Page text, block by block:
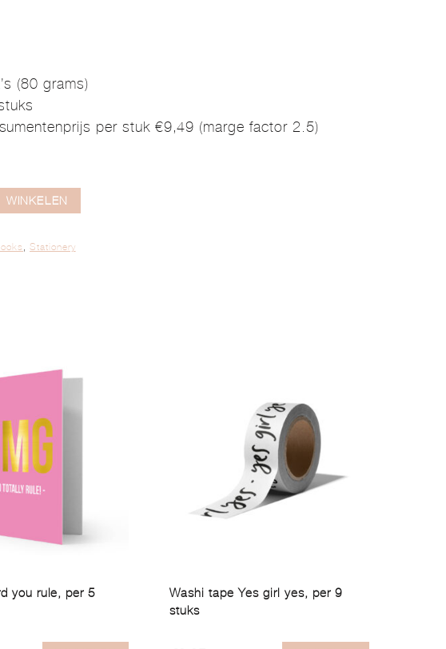
(80 grams)
per stuk €9,49 (marge factor 2.5)
WINKELEN
,Stationery
you rule, per 5
Washi tape Yes girl yes, per 9
stuks